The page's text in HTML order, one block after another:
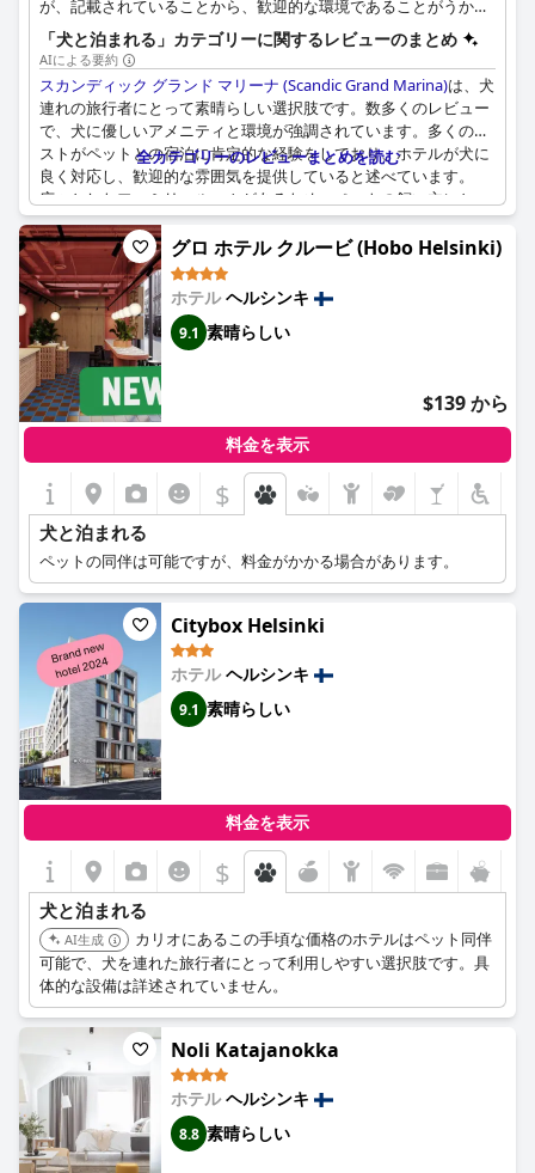
が、記載されていることから、歓迎的な環境であることがうかが
えます。
「犬と泊まれる」カテゴリーに関するレビューのまとめ
AIによる要約
スカンディック グランド マリーナ (Scandic Grand Marina)は、犬
連れの旅行者にとって素晴らしい選択肢です。数多くのレビュー
で、犬に優しいアメニティと環境が強調されています。多くのゲ
ストがペットとの宿泊に肯定的な経験をしており、ホテルが犬に
良く対応し、歓迎的な雰囲気を提供していると述べています。
広々としたファミリールームがあるため、ペットの飼い主にとっ
て特に適しており、人間と毛皮で覆われた仲間たちの両方が快適
に過ごせます。近くに犬に優しいエリアがあるため、ペットの散
歩にも便利です。ホテルは、犬への贈り物のような心遣いを提供
することで、全体的な体験を向上させています。あるレビュー
で、滑りやすい床がわずかな不便さとして言及されましたが、圧
倒的に肯定的なフィードバックは、スカンディック グランド マ
リーナ (Scandic Grand Marina)
ットに優しい天国であることを確認しています。
全カテゴリーのレビューまとめを読む
グロ ホテル クルービ (Hobo Helsinki)
ホテルヘルシンキ
9.1 素晴らしい
$139 から
料金を表示
$
犬と泊まれる
ペットの同伴は可能ですが、料金がかかる場合があります。
Citybox Helsinki
ホテルヘルシンキ
9.1 素晴らしい
料金を表示
$
犬と泊まれる
AI生成
カリオにあるこの手頃な価格のホテルはペット同伴
可能で、犬を連れた旅行者にとって利用しやすい選択肢です。具
体的な設備は詳述されていません。
Noli Katajanokka
ホテルヘルシンキ
8.8 素晴らしい